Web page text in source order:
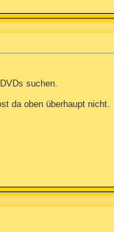
suchen.
da oben überhaupt nicht.